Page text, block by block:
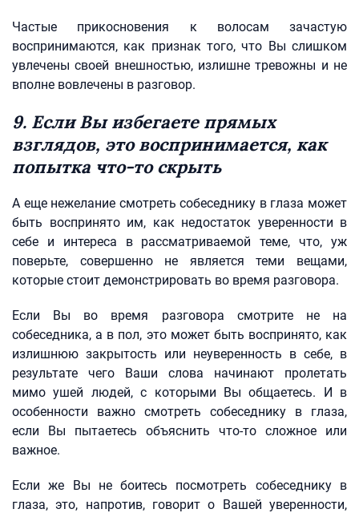
Частые прикосновения к волосам зачастую
воспринимаются, как признак того, что Вы слишком
увлечены своей внешностью, излишне тревожны и не
вполне вовлечены в разговор.
9. Если Вы избегаете прямых
взглядов, это воспринимается, как
попытка что-то скрыть
А еще нежелание смотреть собеседнику в глаза может
быть воспринято им, как недостаток уверенности в
себе и интереса в рассматриваемой теме, что, уж
поверьте, совершенно не является теми вещами,
которые стоит демонстрировать во время разговора.
Если Вы во время разговора смотрите не на
собеседника, а в пол, это может быть воспринято, как
излишнюю закрытость или неуверенность в себе, в
результате чего Ваши слова начинают пролетать
мимо ушей людей, с которыми Вы общаетесь. И в
особенности важно смотреть собеседнику в глаза,
если Вы пытаетесь объяснить что-то сложное или
важное.
Если же Вы не боитесь посмотреть собеседнику в
глаза, это, напротив, говорит о Вашей уверенности,